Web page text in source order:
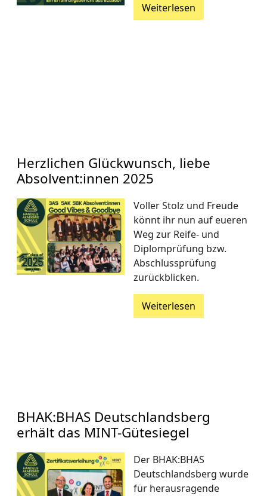
Weiterlesen
Herzlichen Glückwunsch, liebe
Absolvent:innen 2025
Voller Stolz und Freude
könnt ihr nun auf eueren
Weg zur Reife- und
Diplomprüfung bzw.
Abschlussprüfung
zurückblicken.
Weiterlesen
BHAK:BHAS Deutschlandsberg
erhält das MINT-Gütesiegel
Der BHAK:BHAS
Deutschlandsberg wurde
für herausragende